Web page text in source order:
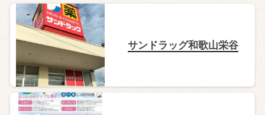
サンドラッグ和歌山栄谷